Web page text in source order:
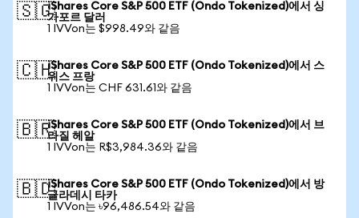
🇸🇬iShares Core S&P 500 ETF (Ondo Tokenized)에서 싱
가포르 달러
1 IVVon는 $998.49와 같음
🇨🇭iShares Core S&P 500 ETF (Ondo Tokenized)에서 스
위스 프랑
1 IVVon는 CHF 631.61와 같음
🇧🇷iShares Core S&P 500 ETF (Ondo Tokenized)에서 브
라질 헤알
1 IVVon는 R$3,984.36와 같음
🇧🇩iShares Core S&P 500 ETF (Ondo Tokenized)에서 방
글라데시 타카
1 IVVon는 ৳96,486.54와 같음